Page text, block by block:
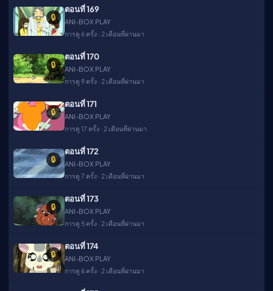
🔒
ตอนที่ 169
ANI-BOX PLAY
การดู 6 ครั้ง · 2 เดือนที่ผ่านมา
🔒
ตอนที่ 170
ANI-BOX PLAY
การดู 9 ครั้ง · 2 เดือนที่ผ่านมา
🔒
ตอนที่ 171
ANI-BOX PLAY
การดู 17 ครั้ง · 2 เดือนที่ผ่านมา
🔒
ตอนที่ 172
ANI-BOX PLAY
การดู 7 ครั้ง · 2 เดือนที่ผ่านมา
🔒
ตอนที่ 173
ANI-BOX PLAY
การดู 5 ครั้ง · 2 เดือนที่ผ่านมา
🔒
ตอนที่ 174
ANI-BOX PLAY
การดู 6 ครั้ง · 2 เดือนที่ผ่านมา
🌐 View this
site in
English?